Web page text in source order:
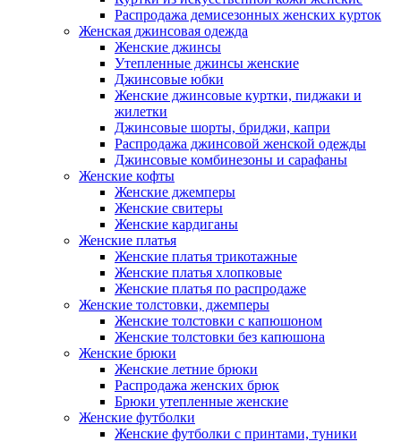
Распродажа демисезонных женских курток
Женская джинсовая одежда
Женские джинсы
Утепленные джинсы женские
Джинсовые юбки
Женские джинсовые куртки, пиджаки и
жилетки
Джинсовые шорты, бриджи, капри
Распродажа джинсовой женской одежды
Джинсовые комбинезоны и сарафаны
Женские кофты
Женские джемперы
Женские свитеры
Женские кардиганы
Женские платья
Женские платья трикотажные
Женские платья хлопковые
Женские платья по распродаже
Женские толстовки, джемперы
Женские толстовки с капюшоном
Женские толстовки без капюшона
Женские брюки
Женские летние брюки
Распродажа женских брюк
Брюки утепленные женские
Женские футболки
Женские футболки с принтами, туники